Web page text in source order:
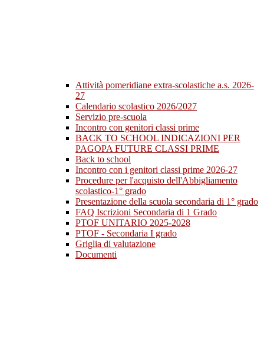
Attività pomeridiane extra-scolastiche a.s. 2026-
27
Calendario scolastico 2026/2027
Servizio pre-scuola
Incontro con genitori classi prime
BACK TO SCHOOL INDICAZIONI PER
PAGOPA FUTURE CLASSI PRIME
Back to school
Incontro con i genitori classi prime 2026-27
Procedure per l'acquisto dell'Abbigliamento
scolastico-1° grado
Presentazione della scuola secondaria di 1° grado
FAQ Iscrizioni Secondaria di 1 Grado
PTOF UNITARIO 2025-2028
PTOF - Secondaria I grado
Griglia di valutazione
Documenti